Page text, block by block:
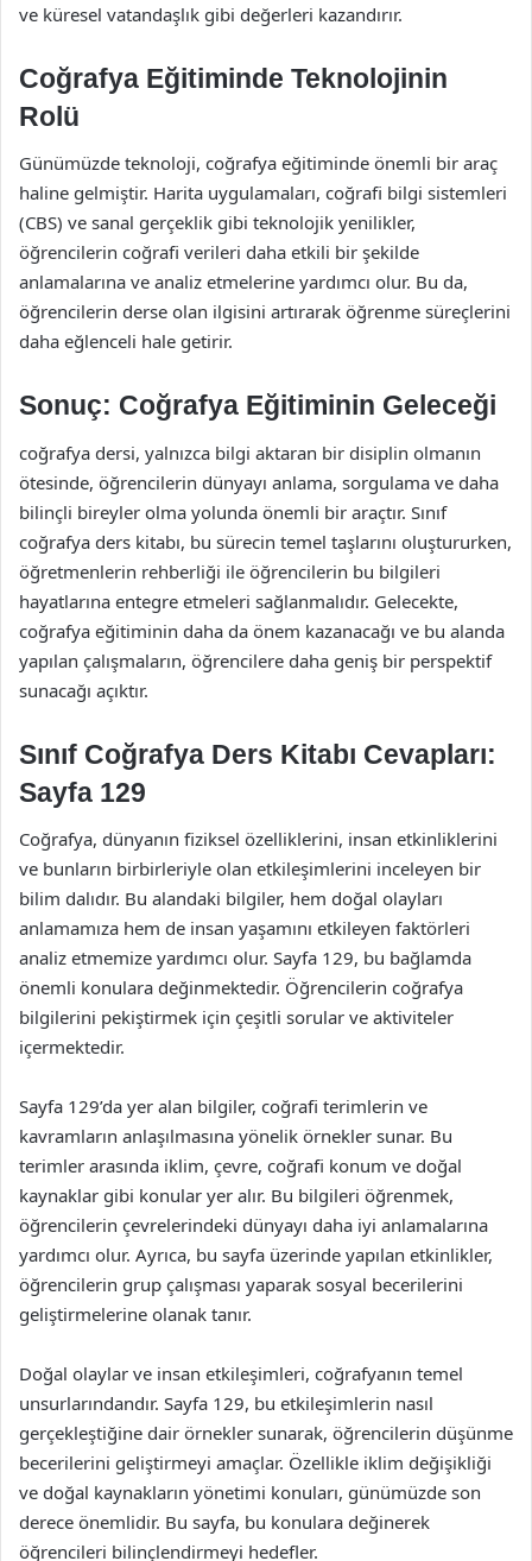
ve küresel vatandaşlık gibi değerleri kazandırır.
Coğrafya Eğitiminde Teknolojinin
Rolü
Günümüzde teknoloji, coğrafya eğitiminde önemli bir araç
haline gelmiştir. Harita uygulamaları, coğrafi bilgi sistemleri
(CBS) ve sanal gerçeklik gibi teknolojik yenilikler,
öğrencilerin coğrafi verileri daha etkili bir şekilde
anlamalarına ve analiz etmelerine yardımcı olur. Bu da,
öğrencilerin derse olan ilgisini artırarak öğrenme süreçlerini
daha eğlenceli hale getirir.
Sonuç: Coğrafya Eğitiminin Geleceği
coğrafya dersi, yalnızca bilgi aktaran bir disiplin olmanın
ötesinde, öğrencilerin dünyayı anlama, sorgulama ve daha
bilinçli bireyler olma yolunda önemli bir araçtır. Sınıf
coğrafya ders kitabı, bu sürecin temel taşlarını oluştururken,
öğretmenlerin rehberliği ile öğrencilerin bu bilgileri
hayatlarına entegre etmeleri sağlanmalıdır. Gelecekte,
coğrafya eğitiminin daha da önem kazanacağı ve bu alanda
yapılan çalışmaların, öğrencilere daha geniş bir perspektif
sunacağı açıktır.
Sınıf Coğrafya Ders Kitabı Cevapları:
Sayfa 129
Coğrafya, dünyanın fiziksel özelliklerini, insan etkinliklerini
ve bunların birbirleriyle olan etkileşimlerini inceleyen bir
bilim dalıdır. Bu alandaki bilgiler, hem doğal olayları
anlamamıza hem de insan yaşamını etkileyen faktörleri
analiz etmemize yardımcı olur. Sayfa 129, bu bağlamda
önemli konulara değinmektedir. Öğrencilerin coğrafya
bilgilerini pekiştirmek için çeşitli sorular ve aktiviteler
içermektedir.
Sayfa 129’da yer alan bilgiler, coğrafi terimlerin ve
kavramların anlaşılmasına yönelik örnekler sunar. Bu
terimler arasında iklim, çevre, coğrafi konum ve doğal
kaynaklar gibi konular yer alır. Bu bilgileri öğrenmek,
öğrencilerin çevrelerindeki dünyayı daha iyi anlamalarına
yardımcı olur. Ayrıca, bu sayfa üzerinde yapılan etkinlikler,
öğrencilerin grup çalışması yaparak sosyal becerilerini
geliştirmelerine olanak tanır.
Doğal olaylar ve insan etkileşimleri, coğrafyanın temel
unsurlarındandır. Sayfa 129, bu etkileşimlerin nasıl
gerçekleştiğine dair örnekler sunarak, öğrencilerin düşünme
becerilerini geliştirmeyi amaçlar. Özellikle iklim değişikliği
ve doğal kaynakların yönetimi konuları, günümüzde son
derece önemlidir. Bu sayfa, bu konulara değinerek
öğrencileri bilinçlendirmeyi hedefler.